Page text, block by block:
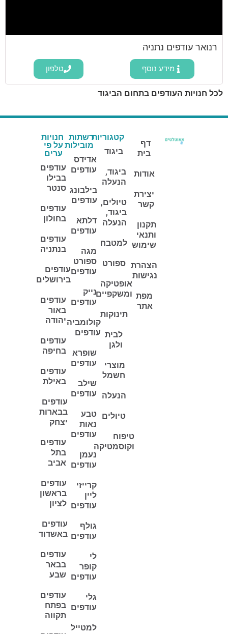
רנואר עודפים נתניה
מידע נוסף טלפון
לכל חנויות העודפים בתחום הביגוד
דף
בית
אודות
יצירת
קשר
תקנון
ותנאי
שימוש
הצהרת
נגישות
מפת
אתר
קטגוריות
ביגוד
ביגוד,
הנעלה
טיולים,
ביגוד,
הנעלה
למטבח
ספורט
אופטיקה
ומשקפיים
תינוקות
לבית
ולגן
מוצרי
חשמל
הנעלה
טיולים
טיפוח
וקוסמטיקה
רשתות
מובילות
אדידס
עודפים
בילבונג
עודפים
דלתא
עודפים
מגה
ספורט
עודפים
נייק
עודפים
קולומביה
עודפים
שופרא
עודפים
שילב
עודפים
טבע
נאות
עודפים
נעמן
עודפים
קרייזי
ליין
עודפים
גולף
עודפים
לי
קופר
עודפים
גלי
עודפים
למטייל
חנויות
על פי
ערים
עודפים
בבילו
סנטר
עודפים
בחולון
עודפים
בנתניה
עודפים
בירושלים
עודפים
באור
יהודה
עודפים
בחיפה
עודפים
באילת
עודפים
בבארות
יצחק
עודפים
בתל
אביב
עודפים
בראשון
לציון
עודפים
באשדוד
עודפים
בבאר
שבע
עודפים
בפתח
תקווה